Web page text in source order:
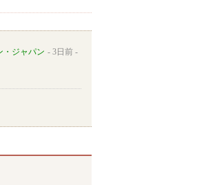
・ジャパン 3日前